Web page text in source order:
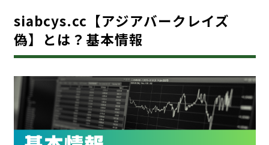
siabcys.cc【アジアバークレイズ
偽】とは？基本情報